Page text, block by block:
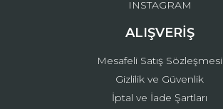
INSTAGRAM
ALIŞVERİŞ
Mesafeli Satış Sözleşmesi
Gizlilik ve Güvenlik
İptal ve İade Şartları